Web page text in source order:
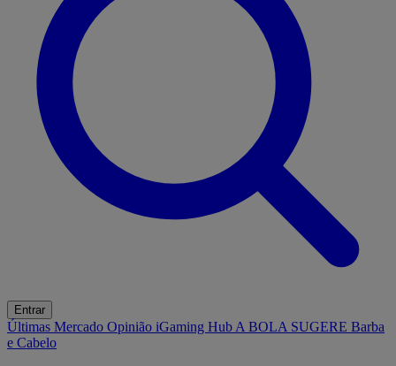
Entrar
Últimas Mercado Opinião iGaming Hub A BOLA SUGERE Barba
e Cabelo